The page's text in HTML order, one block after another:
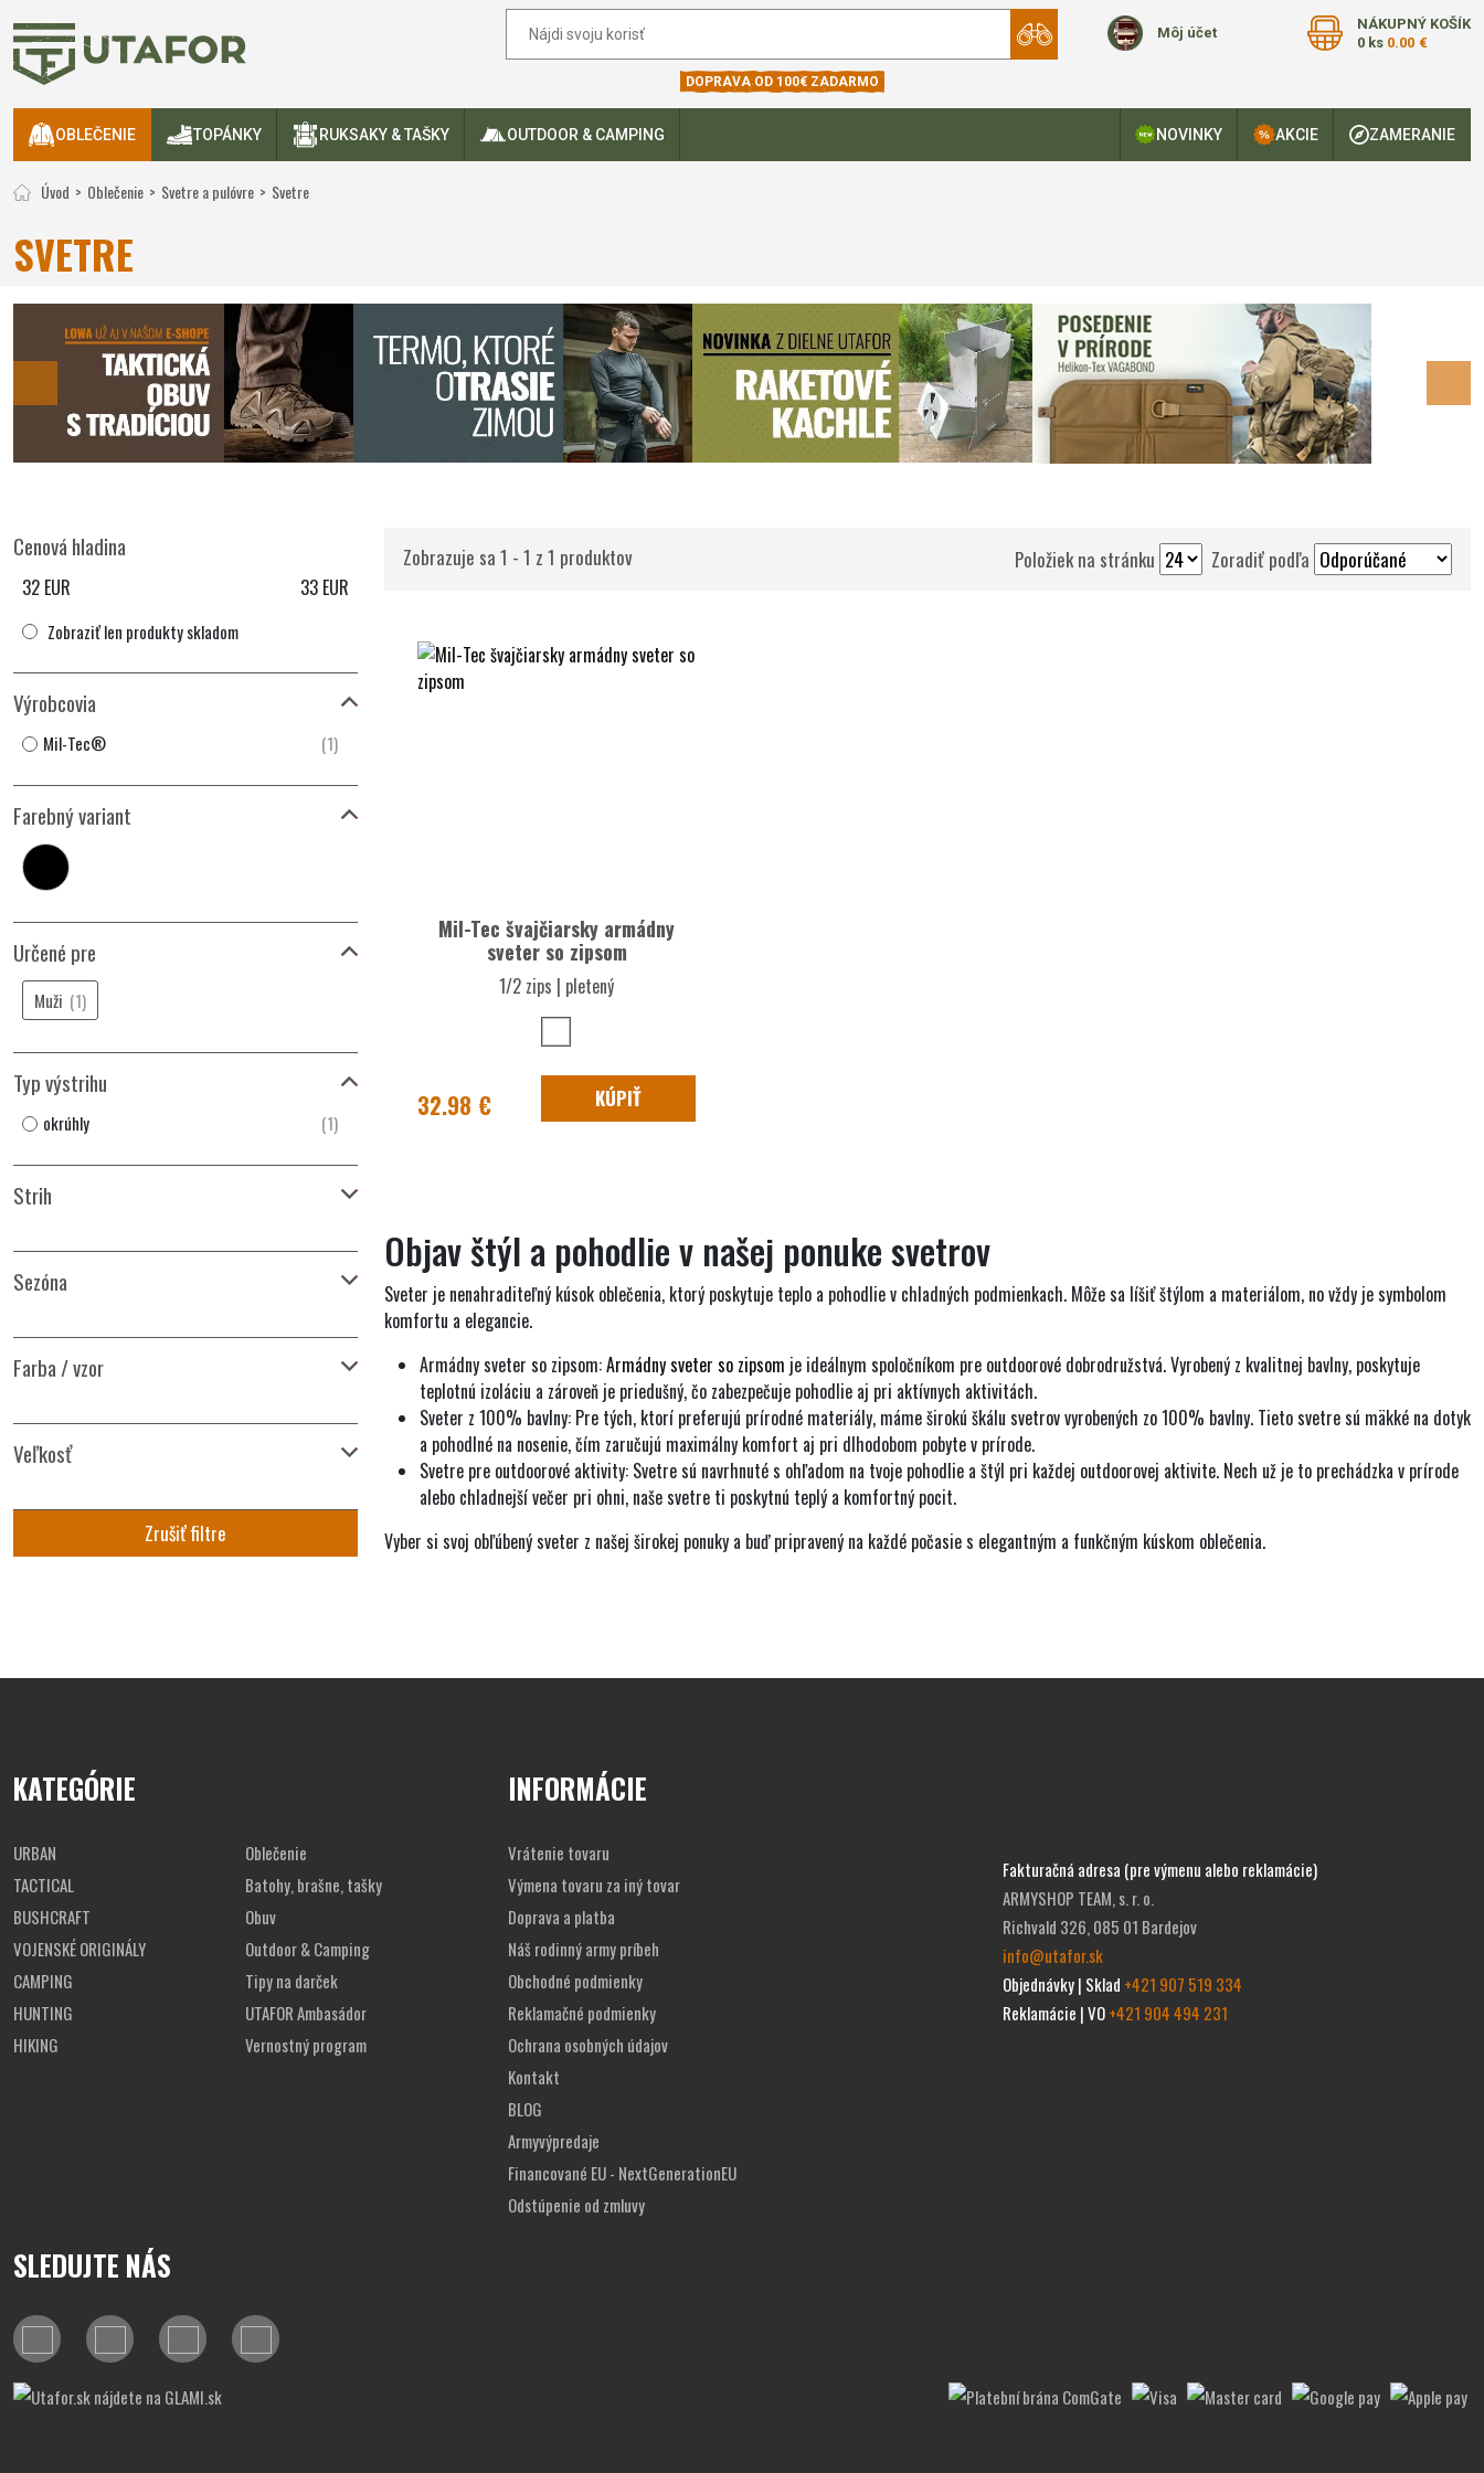
DOPRAVA OD 100€ ZADARMO
Môj účet
NÁKUPNÝ KOŠÍK
0 ks 0.00 €
OBLEČENIE TOPÁNKY RUKSAKY & TAŠKY OUTDOOR & CAMPING NOVINKY AKCIE ZAMERANIE
Úvod Oblečenie Svetre a pulóvre Svetre
SVETRE
Cenová hladina
32 EUR 33 EUR
Zobraziť len produkty skladom
Výrobcovia
Mil-Tec® (1)
Farebný variant
Určené pre
Muži (1)
Typ výstrihu
okrúhly (1)
Strih
Sezóna
Farba / vzor
Veľkosť
Zrušiť filtre
Zobrazuje sa 1 - 1 z 1 produktov Položiek na stránku Zoradiť podľa
Mil-Tec švajčiarsky armádny
sveter so zipsom
1/2 zips | pletený
32.98 € KÚPIŤ
Objav štýl a pohodlie v našej ponuke svetrov
Sveter je nenahraditeľný kúsok oblečenia, ktorý poskytuje teplo a pohodlie v chladných podmienkach. Môže sa líšiť štýlom a materiálom, no vždy je symbolom
komfortu a elegancie.
Armádny sveter so zipsom:Armádny sveter so zipsom je ideálnym spoločníkom pre outdoorové dobrodružstvá. Vyrobený z kvalitnej bavlny, poskytuje
teplotnú izoláciu a zároveň je priedušný, čo zabezpečuje pohodlie aj pri aktívnych aktivitách.
Sveter z 100% bavlny: Pre tých, ktorí preferujú prírodné materiály, máme širokú škálu svetrov vyrobených zo 100% bavlny. Tieto svetre sú mäkké na dotyk
a pohodlné na nosenie, čím zaručujú maximálny komfort aj pri dlhodobom pobyte v prírode.
Svetre pre outdoorové aktivity: Svetre sú navrhnuté s ohľadom na tvoje pohodlie a štýl pri každej outdoorovej aktivite. Nech už je to prechádzka v prírode
alebo chladnejší večer pri ohni, naše svetre ti poskytnú teplý a komfortný pocit.
Vyber si svoj obľúbený sveter z našej širokej ponuky a buď pripravený na každé počasie s elegantným a funkčným kúskom oblečenia.
KATEGÓRIE
URBAN
TACTICAL
BUSHCRAFT
VOJENSKÉ ORIGINÁLY
CAMPING
HUNTING
HIKING
Oblečenie
Batohy, brašne, tašky
Obuv
Outdoor & Camping
Tipy na darček
UTAFOR Ambasádor
Vernostný program
INFORMÁCIE
Vrátenie tovaru
Výmena tovaru za iný tovar
Doprava a platba
Náš rodinný army príbeh
Obchodné podmienky
Reklamačné podmienky
Ochrana osobných údajov
Kontakt
BLOG
Armyvýpredaje
Financované EU - NextGenerationEU
Odstúpenie od zmluvy
Fakturačná adresa (pre výmenu alebo reklamácie)
ARMYSHOP TEAM, s. r. o.
Richvald 326, 085 01 Bardejov
info@utafor.sk
Objednávky | Sklad +421 907 519 334
Reklamácie | VO+421 904 494 231
SLEDUJTE NÁS